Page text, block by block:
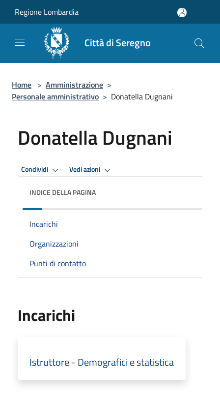
Regione Lombardia
Città di Seregno
Home > Amministrazione >
Personale amministrativo > Donatella Dugnani
Donatella Dugnani
Condividi Vedi azioni
INDICE DELLA PAGINA
Incarichi
Organizzazioni
Punti di contatto
Incarichi
Istruttore - Demografici e statistica